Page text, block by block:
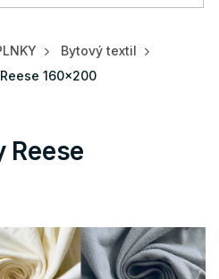
Bytový textil
160x200
Reese